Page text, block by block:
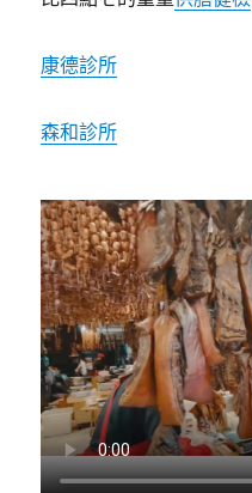
康德診所
森和診所